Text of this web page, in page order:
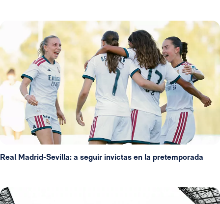
Real Madrid-Sevilla: a seguir invictas en la pretemporada